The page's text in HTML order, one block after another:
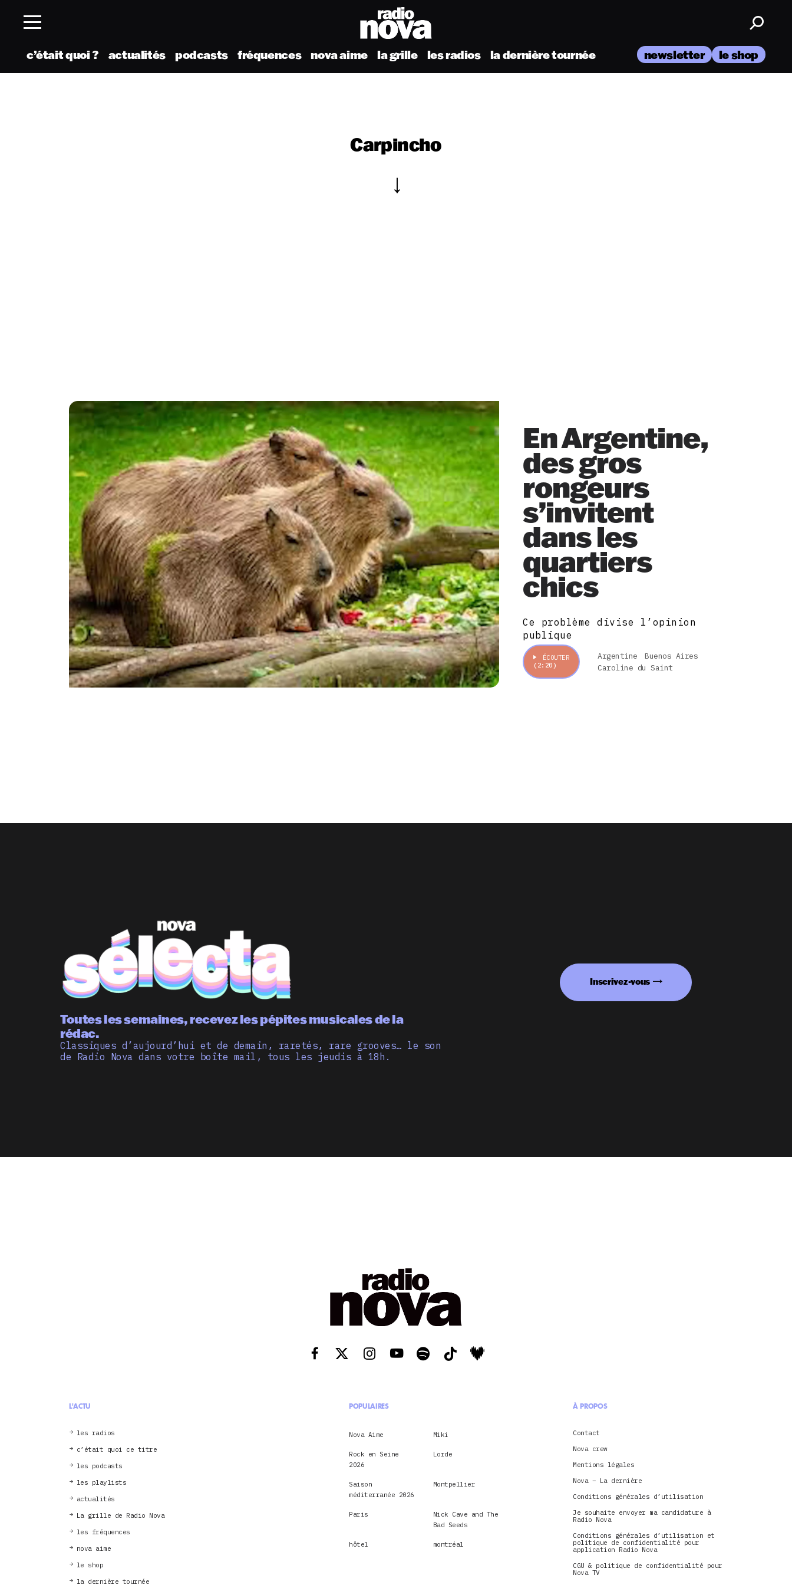
c’était quoi ? actualités podcasts fréquences nova aime la grille les radios la dernière tournée newsletter le shop
Carpincho
En Argentine,
des gros
rongeurs
s’invitent
dans les
quartiers
chics
Ce problème divise l’opinion
publique
ÉCOUTER
(2:20)
Argentine
Buenos Aires
Caroline du Saint
Toutes les semaines, recevez les pépites musicales de la
rédac.
Classiques d’aujourd’hui et de demain, raretés, rare grooves… le son
de Radio Nova dans votre boîte mail, tous les jeudis à 18h.
Inscrivez-vous
L'ACTU
les radios
c’était quoi ce titre
les podcasts
les playlists
actualités
La grille de Radio Nova
les fréquences
nova aime
le shop
la dernière tournée
POPULAIRES
Nova Aime Miki
Rock en Seine
2026
Lorde
Saison
méditerranée 2026
Montpellier
Paris
Nick Cave and The
Bad Seeds
hôtel montréal
À PROPOS
Contact
Nova crew
Mentions légales
Nova – La dernière
Conditions générales d’utilisation
Je souhaite envoyer ma candidature à
Radio Nova
Conditions générales d’utilisation et
politique de confidentialité pour
application Radio Nova
CGU & politique de confidentialité pour
Nova TV